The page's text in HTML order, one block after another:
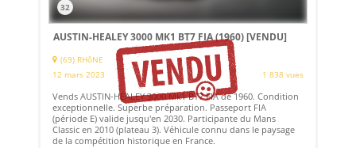
32
AUSTIN-HEALEY 3000 MK1 BT7 FIA (1960)[VENDU]
(69) RHôNE
12 mars 2023
1 838 vues
Vends AUSTIN-HEALEY 3000 Mk1 BT7 FIA de 1960. Condition
exceptionnelle. Superbe préparation. Passeport FIA
(période E) valide jusqu'en 2030. Participante du Mans
Classic en 2010 (plateau 3). Véhicule connu dans le paysage
de la compétition historique en France.